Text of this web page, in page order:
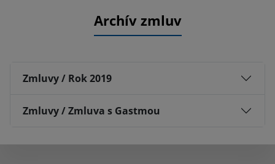
Archív zmluv
Zmluvy / Rok 2019
Zmluvy / Zmluva s Gastmou